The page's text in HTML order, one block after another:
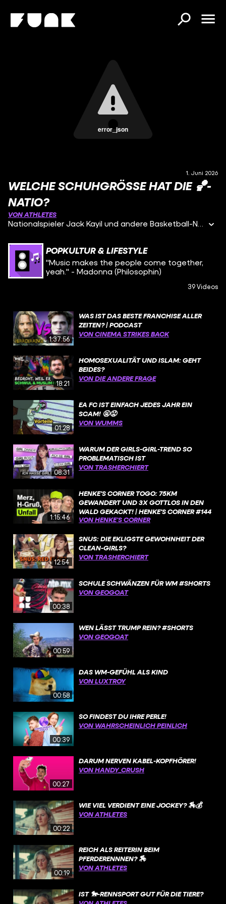
error_json
1. Juni 2026
WELCHE SCHUHGRÖSSE HAT DIE 🏀-N
ATIO?
VON ATHLETES
Nationalspieler Jack Kayil und andere Basketball-Nationalspieler beantworten, wie groß ihre Schuhe sind.
POPKULTUR & LIFESTYLE
"Music makes the people come together,
yeah." - Madonna (Philosophin)
39 Videos
1:37:56
WAS IST DAS BESTE FRANCHISE ALLER
ZEITEN? | PODCAST
VON CINEMA STRIKES BACK
18:21
HOMOSEXUALITÄT UND ISLAM: GEHT
BEIDES?
VON DIE ANDERE FRAGE
01:28
EA FC IST EINFACH JEDES JAHR EIN
SCAM! 🤬😡
VON WUMMS
08:31
WARUM DER GIRLS-GIRL-TREND SO
PROBLEMATISCH IST
VON TRASHERCHIERT
1:15:46
HENKE'S CORNER TOGO: 75KM
GEWANDERT UND 3X GOTTLOS IN DEN
WALD GEKACKT! | HENKE'S CORNER #144
VON HENKE’S CORNER
12:54
SNUS: DIE EKLIGSTE GEWOHNHEIT DER
CLEAN-GIRLS?
VON TRASHERCHIERT
00:38
SCHULE SCHWÄNZEN FÜR WM #SHORTS
VON GEOGOAT
00:59
WEN LÄSST TRUMP REIN? #SHORTS
VON GEOGOAT
00:58
DAS WM-GEFÜHL ALS KIND
VON LUXTROY
00:39
SO FINDEST DU IHRE PERLE!
VON WAHRSCHEINLICH PEINLICH
00:27
DARUM NERVEN KABEL-KOPFHÖRER!
VON HANDY_CRUSH
00:22
WIE VIEL VERDIENT EINE JOCKEY? 🏇💰
VON ATHLETES
00:19
REICH ALS REITERIN BEIM
PFERDERENNNEN? 🏇
VON ATHLETES
IST 🐎-RENNSPORT GUT FÜR DIE TIERE?